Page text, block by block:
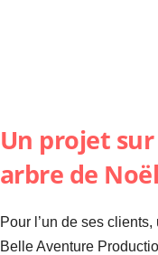
Un projet
arbre de Noël
Pour l’un de ses
Belle Aventure